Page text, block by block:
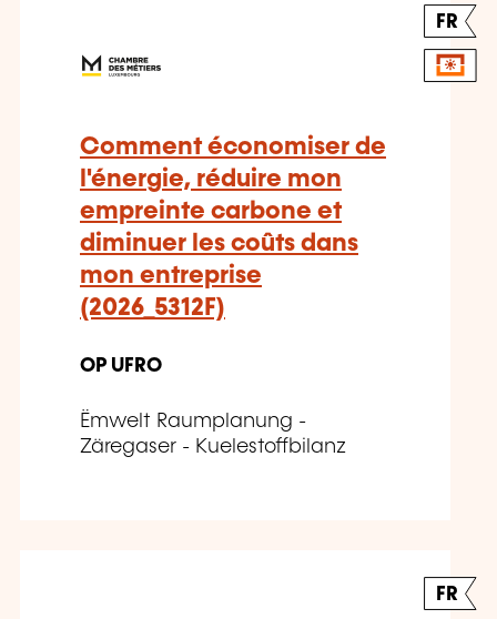
FR
Comment économiser de
l'énergie, réduire mon
empreinte carbone et
diminuer les coûts dans
mon entreprise
(2026_5312F)
OP UFRO
Ëmwelt Raumplanung -
Zäregaser - Kuelestoffbilanz
FR